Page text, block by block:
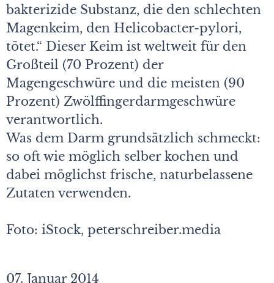
bakterizide Substanz, die den schlechten
Magenkeim, den Helicobacter-pylori,
tötet.“ Dieser Keim ist weltweit für den
Großteil (70 Prozent) der
Magengeschwüre und die meisten (90
Prozent) Zwölffingerdarmgeschwüre
verantwortlich.
Was dem Darm grundsätzlich schmeckt:
so oft wie möglich selber kochen und
dabei möglichst frische, naturbelassene
Zutaten verwenden.
Foto: iStock, peterschreiber.media
07. Januar 2014